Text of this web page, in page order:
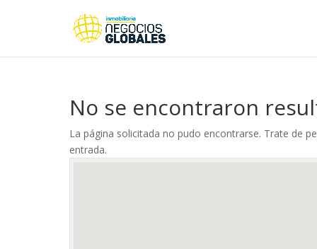
No se encontraron
La página solicitada no pudo encontrarse. Trate de
entrada.